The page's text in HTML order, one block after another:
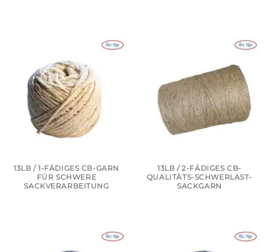
13LB / 1-FÄDIGES CB-GARN
FÜR SCHWERE
SACKVERARBEITUNG
13LB / 2-FÄDIGES CB-
QUALITÄTS-SCHWERLAST-
SACKGARN